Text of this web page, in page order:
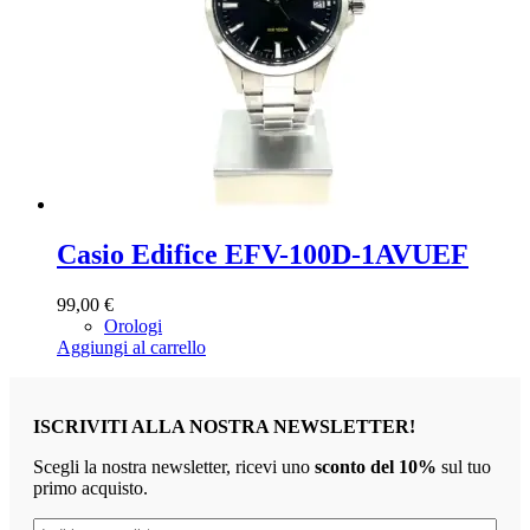
Casio Edifice EFV-100D-1AVUEF
99,00 €
Orologi
Aggiungi al carrello
ISCRIVITI ALLA NOSTRA NEWSLETTER!
Scegli la nostra newsletter, ricevi uno sconto del 10% sul tuo
primo acquisto.